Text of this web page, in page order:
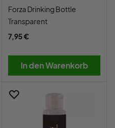
Forza Drinking Bottle
Transparent
7,95 €
In den Warenkorb